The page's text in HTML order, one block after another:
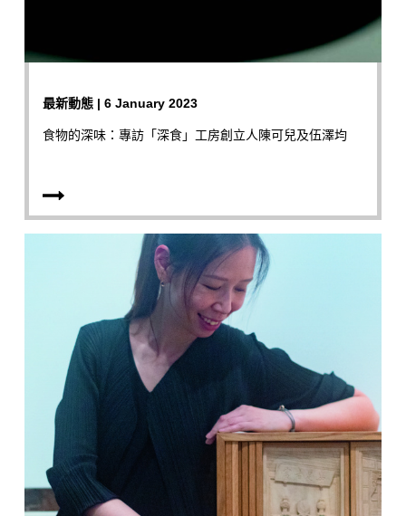
最新動態 | 6 January 2023
食物的深味：專訪「深食」工房創立人陳可兒及伍澤均